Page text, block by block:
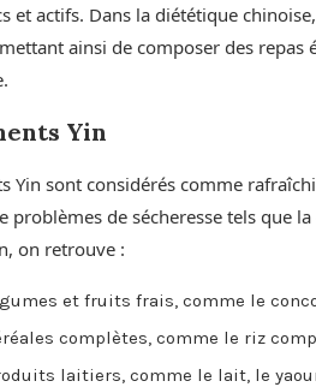
et actifs. Dans la diététique
ainsi de composer des
Yin
Yin sont considérés comme
problèmes de sécheresse tels que
on retrouve :
et fruits frais, comme le
complètes, comme le riz
laitiers, comme le lait, le